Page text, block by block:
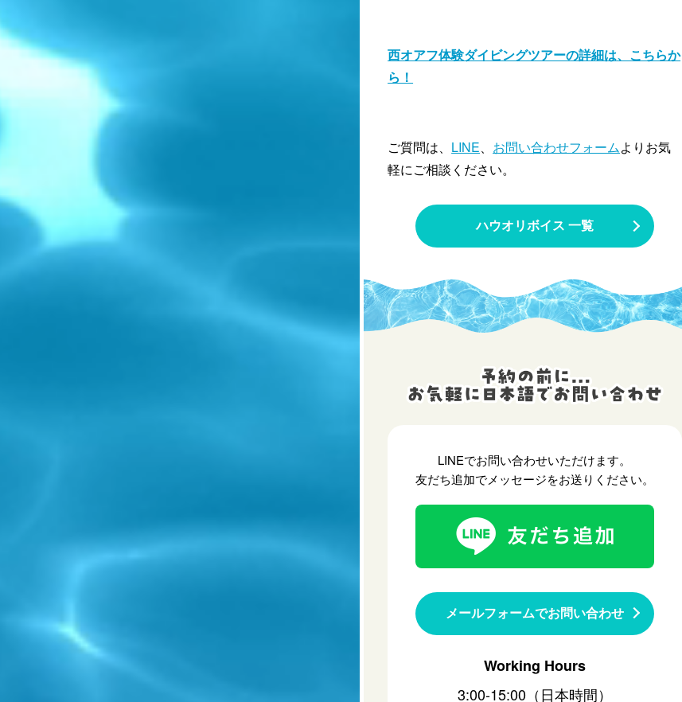
西オアフ体験ダイビングツアーの詳細は、こちらか
ら！
ご質問は、 LINE、 お問い合わせフォームよりお気
軽にご相談ください。
ハウオリボイス 一覧
LINEでお問い合わせいただけます。
友だち追加でメッセージをお送りください。
メールフォームでお問い合わせ
Working Hours
3:00-15:00（日本時間）